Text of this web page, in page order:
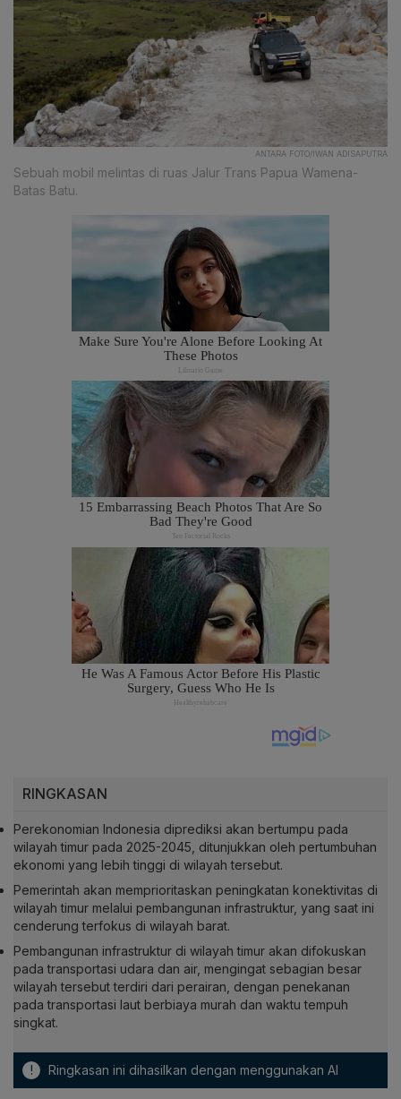
ANTARA FOTO/IWAN ADISAPUTRA
Sebuah mobil melintas di ruas Jalur Trans Papua Wamena-
Batas Batu.
RINGKASAN
Perekonomian Indonesia diprediksi akan bertumpu pada
wilayah timur pada 2025-2045, ditunjukkan oleh pertumbuhan
ekonomi yang lebih tinggi di wilayah tersebut.
Pemerintah akan memprioritaskan peningkatan konektivitas di
wilayah timur melalui pembangunan infrastruktur, yang saat ini
cenderung terfokus di wilayah barat.
Pembangunan infrastruktur di wilayah timur akan difokuskan
pada transportasi udara dan air, mengingat sebagian besar
wilayah tersebut terdiri dari perairan, dengan penekanan
pada transportasi laut berbiaya murah dan waktu tempuh
singkat.
! Ringkasan ini dihasilkan dengan menggunakan AI